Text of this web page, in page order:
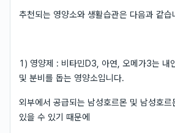
추천되는 영양소와 생활습관은 다음과 같습
1) 영양제 : 비타민D3, 아연, 오메가3는 내
및 분비를 돕는 영양소입니다.
외부에서 공급되는 남성호르몬 및 남성호르
있을 수 있기 때문에